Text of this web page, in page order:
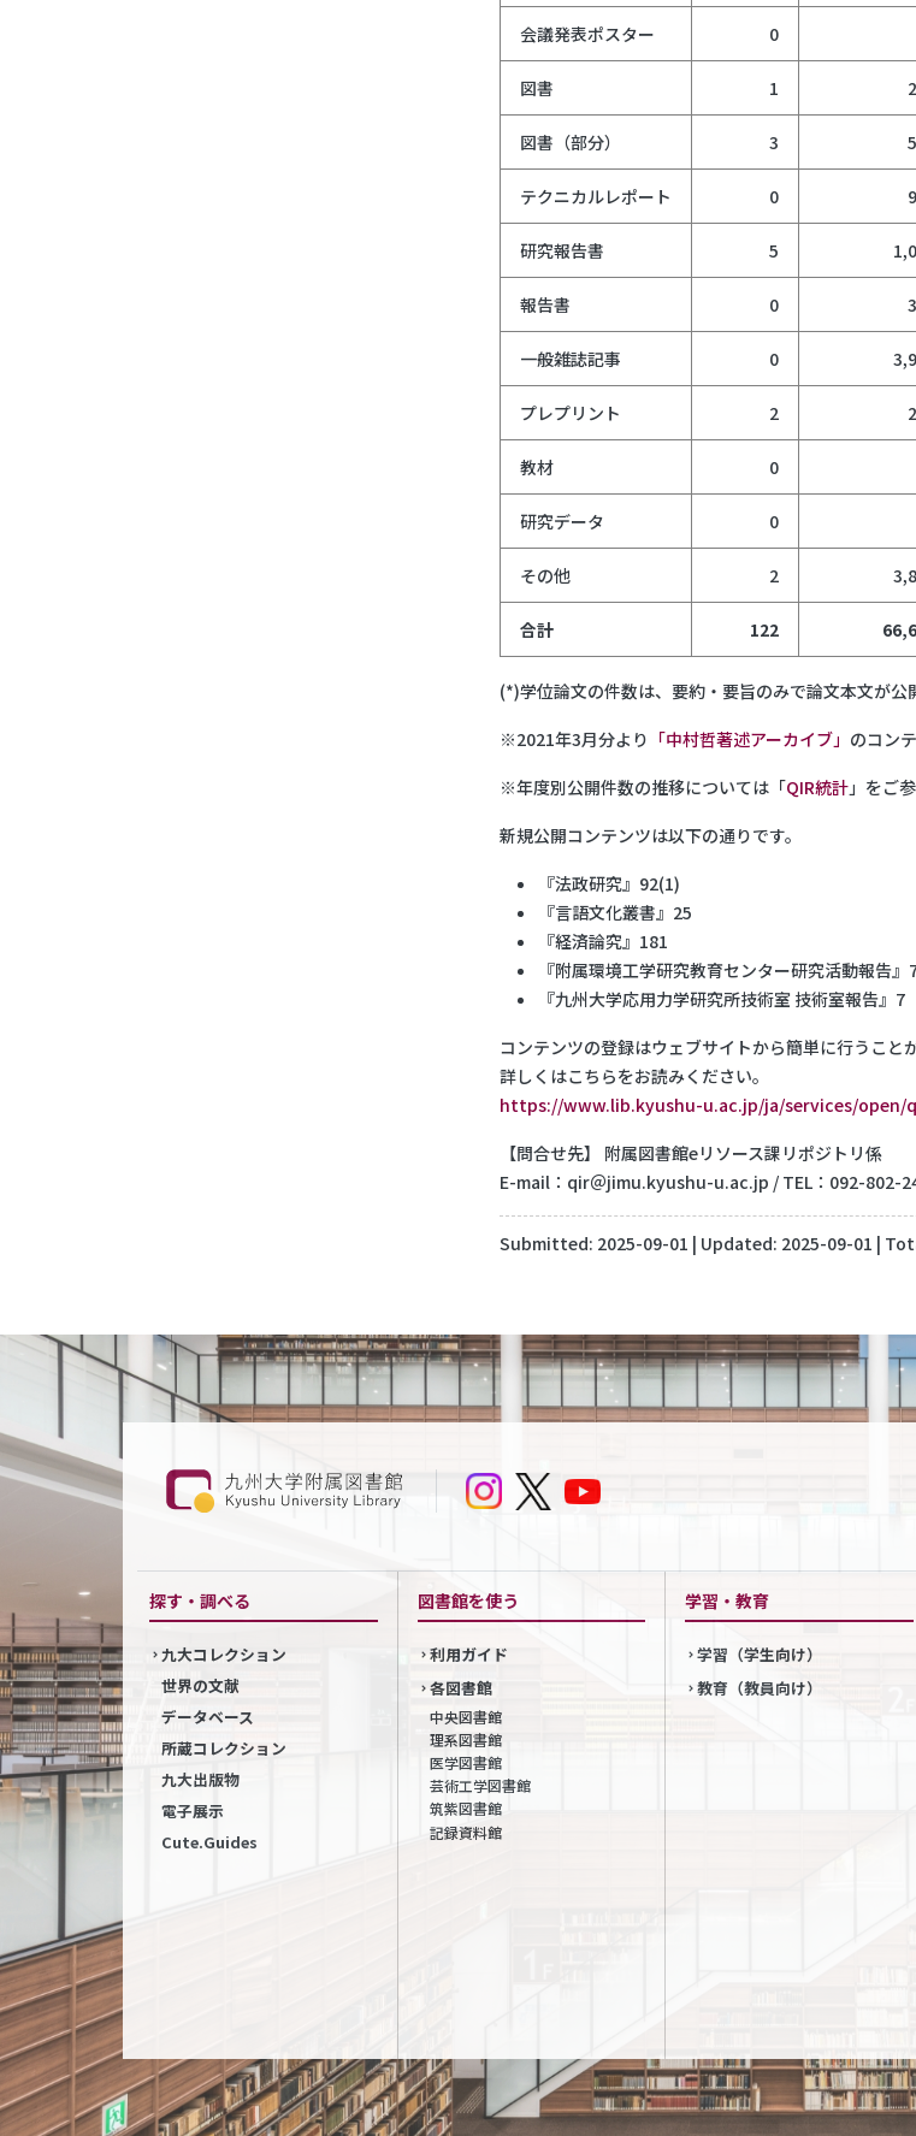
会議発表ポスター 0
図書 1
図書（部分） 3
テクニカルレポート 0
研究報告書 5
報告書 0
一般雑誌記事 0
プレプリント 2
教材 0
研究データ 0
その他 2
合計 122
(*)学位論文の件数は、要約・要旨のみで論文本文が公
※2021年3月分より 「中村哲著述アーカイブ」 のコン
※年度別公開件数の推移については「QIR統計」をご
新規公開コンテンツは以下の通りです。
『法政研究』92(1)
『言語文化叢書』25
『経済論究』181
『附属環境工学研究教育センター研究活動報告』
『九州大学応用力学研究所技術室 技術室報告』7
コンテンツの登録はウェブサイトから簡単に行うこと
詳しくはこちらをお読みください。
https://www.lib.kyushu-u.ac.jp/ja/services/open/
【問合せ先】 附属図書館eリソース課リポジトリ係
E-mail：qir＠jimu.kyushu-u.ac.jp / TEL：092-802-
Submitted: 2025-09-01 | Updated: 2025-09-01 |
探す・調べる
九大コレクション
世界の文献
データベース
所蔵コレクション
九大出版物
電子展示
Cute.Guides
図書館を使う
利用ガイド
各図書館
中央図書館
理系図書館
医学図書館
芸術工学図書館
筑紫図書館
記録資料館
学習・教育
学習（学生向け）
教育（教員向け）